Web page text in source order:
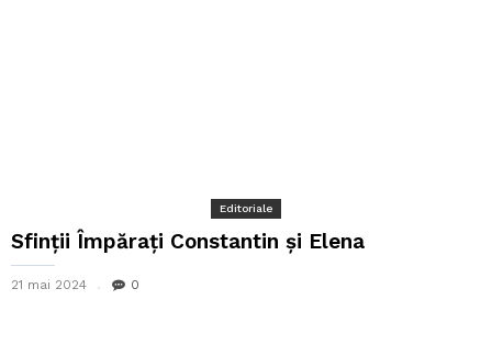
Editoriale
Sfinţii Împăraţi Constantin şi Elena
21 mai 2024 0